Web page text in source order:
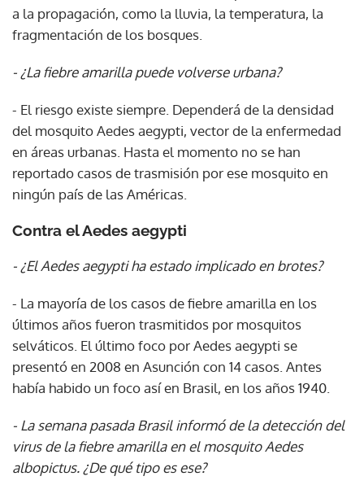
a la propagación, como la lluvia, la temperatura, la
fragmentación de los bosques.
- ¿La fiebre amarilla puede volverse urbana?
- El riesgo existe siempre. Dependerá de la densidad
del mosquito Aedes aegypti, vector de la enfermedad
en áreas urbanas. Hasta el momento no se han
reportado casos de trasmisión por ese mosquito en
ningún país de las Américas.
Contra el Aedes aegypti
- ¿El Aedes aegypti ha estado implicado en brotes?
- La mayoría de los casos de fiebre amarilla en los
últimos años fueron trasmitidos por mosquitos
selváticos. El último foco por Aedes aegypti se
presentó en 2008 en Asunción con 14 casos. Antes
había habido un foco así en Brasil, en los años 1940.
- La semana pasada Brasil informó de la detección del
virus de la fiebre amarilla en el mosquito Aedes
albopictus. ¿De qué tipo es ese?